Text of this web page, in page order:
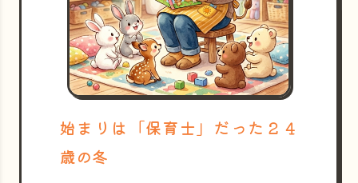
始まりは「保育士」だった２４
歳の冬